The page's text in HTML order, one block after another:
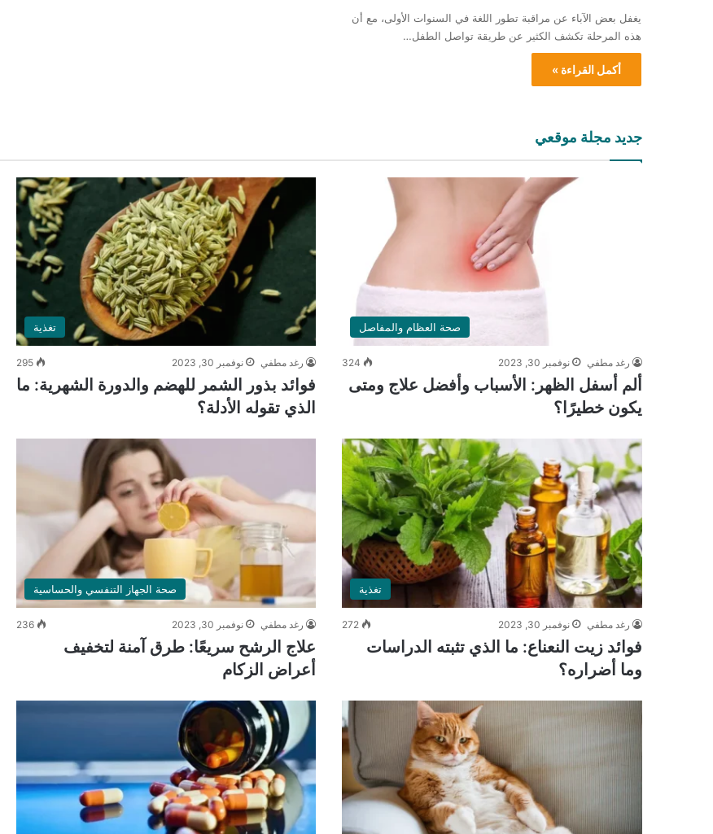
يغفل بعض الآباء عن مراقبة تطور اللغة في السنوات الأولى، مع أن
هذه المرحلة تكشف الكثير عن طريقة تواصل الطفل…
أكمل القراءة »
جديد مجلة موقعي
صحة العظام والمفاصل
رغد مطفي نوفمبر 30, 2023 324
ألم أسفل الظهر: الأسباب وأفضل علاج ومتى
يكون خطيرًا؟
تغذية
رغد مطفي نوفمبر 30, 2023 295
فوائد بذور الشمر للهضم والدورة الشهرية: ما
الذي تقوله الأدلة؟
تغذية
رغد مطفي نوفمبر 30, 2023 272
فوائد زيت النعناع: ما الذي تثبته الدراسات
وما أضراره؟
صحة الجهاز التنفسي والحساسية
رغد مطفي نوفمبر 30, 2023 236
علاج الرشح سريعًا: طرق آمنة لتخفيف
أعراض الزكام